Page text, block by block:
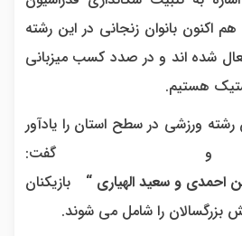
اکنون بانوان زنجانی در این رشته
شده اند و در صدد کسب میزبانی
هستیم.
ورزشی در سطح استان را یادآور
گفت:
احمدی و سعید الهیاری “
بازیکنان
را شامل می شوند.